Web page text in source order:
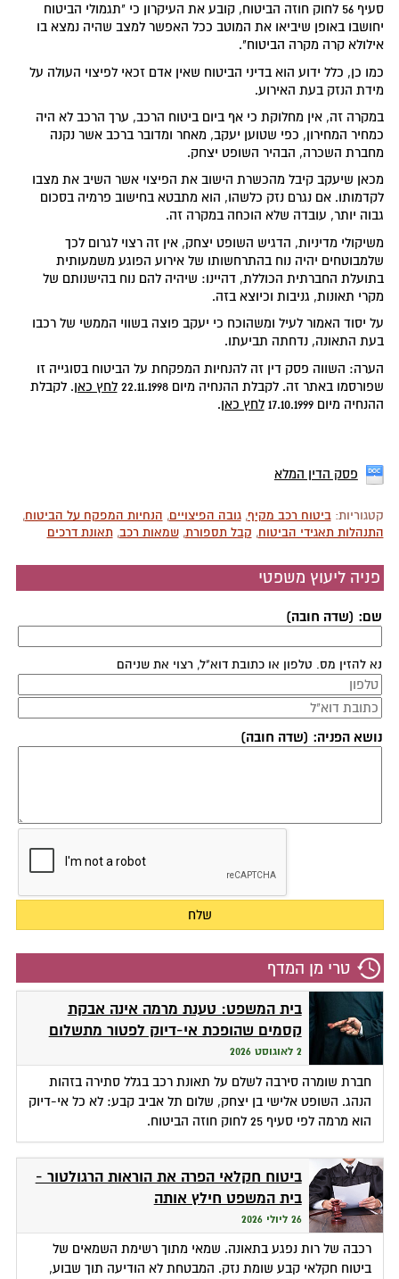
סעיף 56 לחוק חוזה הביטוח, קובע את העיקרון כי "תגמולי הביטוח
יחושבו באופן שיביאו את המוטב ככל האפשר למצב שהיה נמצא בו
אילולא קרה מקרה הביטוח".
כמו כן, כלל ידוע הוא בדיני הביטוח שאין אדם זכאי לפיצוי העולה על
מידת הנזק בעת האירוע.
במקרה זה, אין מחלוקת כי אף ביום ביטוח הרכב, ערך הרכב לא היה
כמחיר המחירון, כפי שטוען יעקב, מאחר ומדובר ברכב אשר נקנה
מחברת השכרה, הבהיר השופט יצחק.
מכאן שיעקב קיבל מהכשרת הישוב את הפיצוי אשר השיב את מצבו
לקדמותו. אם נגרם נזק כלשהו, הוא מתבטא בחישוב פרמיה בסכום
גבוה יותר, עובדה שלא הוכחה במקרה זה.
משיקולי מדיניות, הדגיש השופט יצחק, אין זה רצוי לגרום לכך
שלמבוטחים יהיה נוח בהתרחשותו של אירוע הפוגע משמעותית
בתועלת החברתית הכוללת, דהיינו: שיהיה להם נוח בהישנותם של
מקרי תאונות, גניבות וכיוצא בזה.
על יסוד האמור לעיל ומשהוכח כי יעקב פוצה בשווי הממשי של רכבו
בעת התאונה, נדחתה תביעתו.
הערה: השווה פסק דין זה להנחיות המפקחת על הביטוח בסוגייה זו
שפורסמו באתר זה. לקבלת ההנחיה מיום 22.11.1998
לחץ כאן. לקבלת
ההנחיה מיום 17.10.1999
לחץ כאן.
פסק הדין המלא
קטגוריות:ביטוח רכב מקיף,גובה הפיצויים, הנחיות המפקח על הביטוח,
התנהלות תאגידי הביטוח, קבל תספורת,שמאות רכב,תאונת דרכים
פניה ליעוץ משפטי
שם: (שדה חובה)
נא להזין מס. טלפון או כתובת דוא"ל, רצוי את שניהם
נושא הפניה: (שדה חובה)
טרי מן המדף
בית המשפט: טענת מרמה אינה אבקת
קסמים שהופכת אי-דיוק לפטור מתשלום
2 לאוגוסט 2026
חברת שומרה סירבה לשלם על תאונת רכב בגלל סתירה בזהות
הנהג. השופט אלישי בן יצחק, שלום תל אביב קבע: לא כל אי-דיוק
הוא מרמה לפי סעיף 25 לחוק חוזה הביטוח.
ביטוח חקלאי הפרה את הוראות הרגולטור -
בית המשפט חילץ אותה
26 ליולי 2026
רכבה של רות נפגע בתאונה. שמאי מתוך רשימת השמאים של
ביטוח חקלאי קבע שומת נזק. המבטחת לא הודיעה תוך שבוע,